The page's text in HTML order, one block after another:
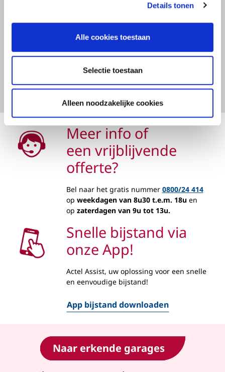
Details tonen
Alle cookies toestaan
Selectie toestaan
Alleen noodzakelijke cookies
Naar onze verschillende voordelen
Meer info of
een vrijblijvende
offerte?
Bel naar het gratis nummer 0800/24 414
op weekdagen van 8u30 t.e.m. 18u en
op zaterdagen van 9u tot 13u.
Snelle bijstand via
onze App!
Actel Assist, uw oplossing voor een snelle
en eenvoudige bijstand!
App bijstand downloaden
Naar erkende garages